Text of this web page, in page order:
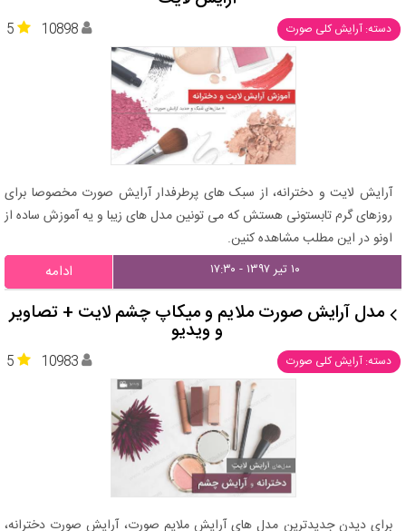
دسته: آرایش کلی صورت 5 10898
آرایش لایت و دخترانه، از سبک های پرطرفدار آرایش صورت مخصوصا برای
روزهای گرم تابستونی هستش که می تونین مدل های زیبا و یه آموزش ساده از
اونو در این مطلب مشاهده کنین.
۱۰ تیر ۱۳۹۷ - ۱۷:۳۰ ادامه
مدل آرایش صورت ملایم و میکاپ چشم لایت + تصاویر
و ویدیو
دسته: آرایش کلی صورت 5 10983
برای دیدن جدیدترین مدل های آرایش ملایم صورت، آرایش صورت دخترانه،